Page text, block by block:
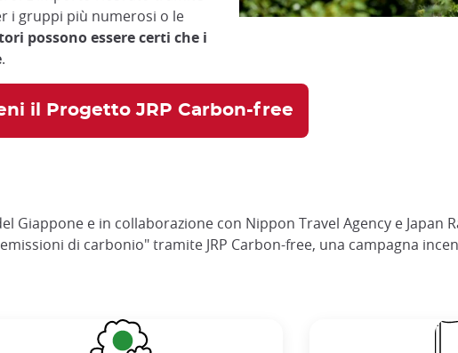
i gruppi più numerosi o le
possono essere certi che i
.
il Progetto JRP Carbon-free
Giappone e in collaborazione con Nippon Travel Agency e Japan
di carbonio" tramite JRP Carbon-free, una campagna